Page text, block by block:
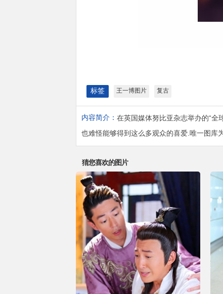
标签 王一博图片 复古
内容简介： 在英国媒体努比亚杂志举办的“全
也难怪能够得到这么多观众的喜爱.唯一图库
猜您喜欢的图片